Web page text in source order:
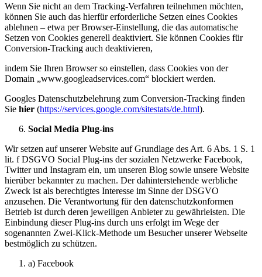
Wenn Sie nicht an dem Tracking-Verfahren teilnehmen möchten,
können Sie auch das hierfür erforderliche Setzen eines Cookies
ablehnen – etwa per Browser-Einstellung, die das automatische
Setzen von Cookies generell deaktiviert. Sie können Cookies für
Conversion-Tracking auch deaktivieren,
indem Sie Ihren Browser so einstellen, dass Cookies von der
Domain „www.googleadservices.com“ blockiert werden.
Googles Datenschutzbelehrung zum Conversion-Tracking finden
Sie hier (https://services.google.com/sitestats/de.html).
Social Media Plug-ins
Wir setzen auf unserer Website auf Grundlage des Art. 6 Abs. 1 S. 1
lit. f DSGVO Social Plug-ins der sozialen Netzwerke Facebook,
Twitter und Instagram ein, um unseren Blog sowie unsere Website
hierüber bekannter zu machen. Der dahinterstehende werbliche
Zweck ist als berechtigtes Interesse im Sinne der DSGVO
anzusehen. Die Verantwortung für den datenschutzkonformen
Betrieb ist durch deren jeweiligen Anbieter zu gewährleisten. Die
Einbindung dieser Plug-ins durch uns erfolgt im Wege der
sogenannten Zwei-Klick-Methode um Besucher unserer Webseite
bestmöglich zu schützen.
a) Facebook